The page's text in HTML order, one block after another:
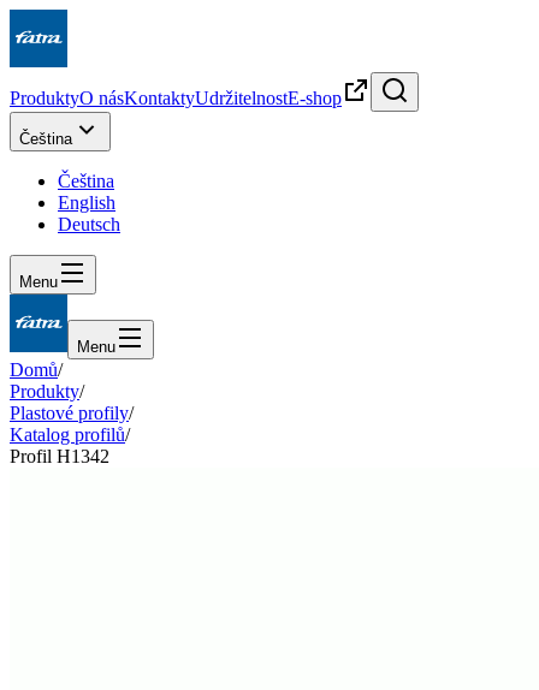
ProduktyO násKontaktyUdržitelnostE-shop
Čeština
Čeština
English
Deutsch
Menu
Menu
Domů/
Produkty/
Plastové profily/
Katalog profilů/
Profil H1342